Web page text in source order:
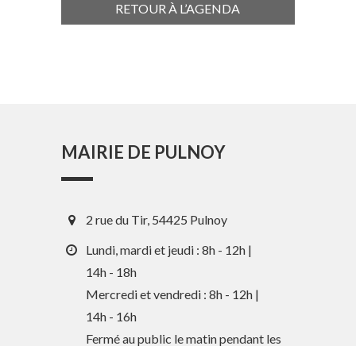
RETOUR À L’AGENDA
MAIRIE DE PULNOY
2 rue du Tir, 54425 Pulnoy
Lundi, mardi et jeudi : 8h - 12h |
14h - 18h
Mercredi et vendredi : 8h - 12h |
14h - 16h
Fermé au public le matin pendant les